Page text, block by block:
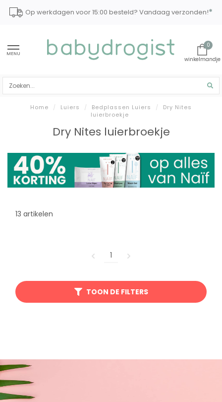
Op werkdagen voor 15:00 besteld? Vandaag verzonden!*
MENU
0
Home / Luiers / Bedplassen Luiers /
Dry Nites
luierbroekje
Dry Nites luierbroekje
13 artikelen
1
TOON DE FILTERS